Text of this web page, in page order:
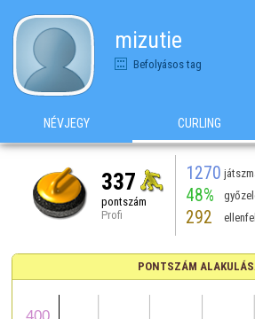
mizutie
Befolyásos tag
NÉVJEGY CURLING
337
pontszám
Profi
1270
48%
292
PONTSZÁM